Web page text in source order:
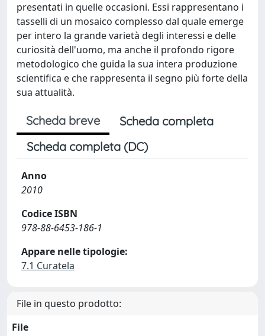
presentati in quelle occasioni. Essi rappresentano i
tasselli di un mosaico complesso dal quale emerge
per intero la grande varietà degli interessi e delle
curiosità dell'uomo, ma anche il profondo rigore
metodologico che guida la sua intera produzione
scientifica e che rappresenta il segno più forte della
sua attualità.
Scheda breve
Scheda completa
Scheda completa (DC)
Anno
2010
Codice ISBN
978-88-6453-186-1
Appare nelle tipologie:
7.1 Curatela
File in questo prodotto:
File